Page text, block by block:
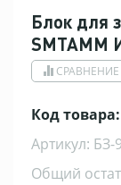
Блок для
SМТАММ
СРАВНЕНИЕ
Код товара:
Артикул: БЗ-
Общий